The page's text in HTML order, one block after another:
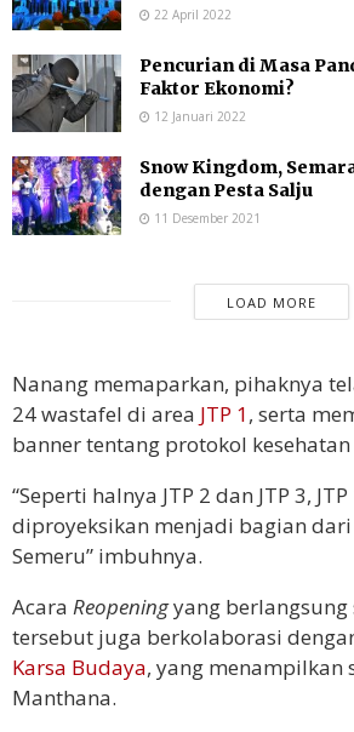
22 April 2022
Pencurian di Masa
Faktor Ekonomi?
12 Januari 2022
Snow Kingdom,
dengan Pesta Salju
11 Desember 2021
LOAD MORE
Nanang memaparkan, pihaknya
24 wastafel di area JTP 1, serta
banner tentang protokol
“Seperti halnya JTP 2 dan JTP 3,
diproyeksikan menjadi bagian
Semeru” imbuhnya.
Acara Reopeningyang berlangsung
tersebut juga berkolaborasi
Karsa Budaya, yang menampilkan
Manthana.